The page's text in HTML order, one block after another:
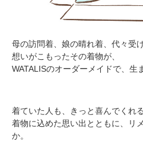
母の訪問着、娘の晴れ着、代々受
想いがこもったその着物が、
WATALISのオーダーメイドで、生
着ていた人も、きっと喜んでくれ
着物に込めた思い出とともに、リ
か。